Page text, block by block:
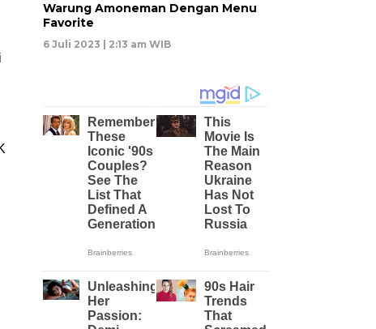
Warung Amoneman Dengan Menu
Favorite
6 Juli 2023 | 2:13 am WIB